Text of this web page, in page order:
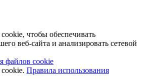
чтобы обеспечивать
веб-сайта и анализировать сетевой
файлов cookie
Правила использования